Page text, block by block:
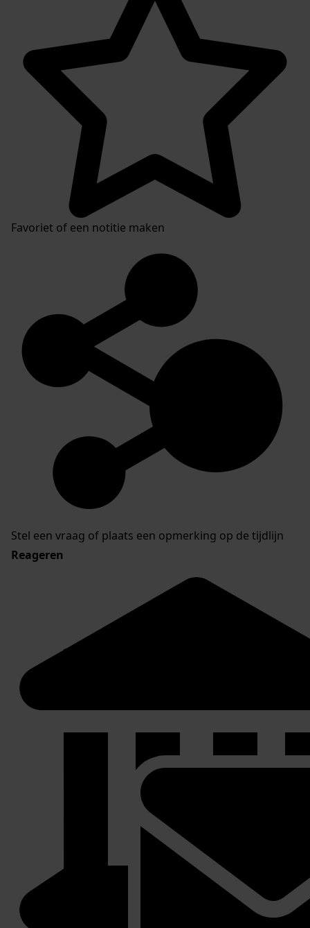
Favoriet of een notitie maken
Stel een vraag of plaats een opmerking op de tijdlijn
Reageren